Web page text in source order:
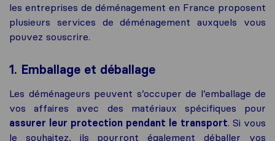
les entreprises de déménagement en France proposent
plusieurs services de déménagement auxquels vous
pouvez souscrire.
1. Emballage et déballage
Les déménageurs peuvent s’occuper de l’emballage de
vos affaires avec des matériaux spécifiques pour
assurer leur protection pendant le transport. Si vous
le souhaitez, ils pourront également déballer vos